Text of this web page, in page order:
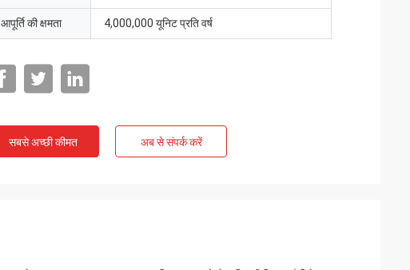
आपूर्ति की क्षमता 4,000,000 यूनिट प्रति वर्ष
सबसे अच्छी कीमत अब से संपर्क करें